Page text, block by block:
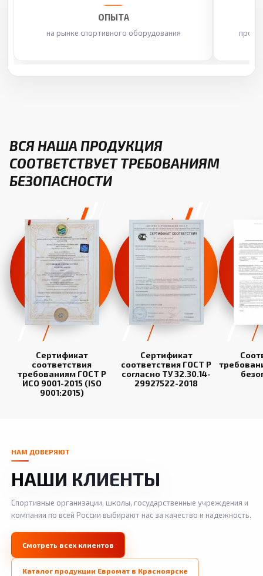
ОПЫТА
на рынке спортивного оборудования
ВСЯ НАША ПРОДУКЦИЯ
СООТВЕТСТВУЕТ ТРЕБОВАНИЯМ
БЕЗОПАСНОСТИ
Сертификат
соответствия
требованиям ГОСТ Р
ИСО 9001-2015 (ISO
9001:2015)
Сертификат
соответствия ГОСТ Р
согласно ТУ 32.30.14-
29927522-2018
НАМ ДОВЕРЯЮТ
НАШИ КЛИЕНТЫ
Спортивные организации, школы, государственные учреждения и
компании по всей России выбирают нас за качество и надежность.
Смотреть всех клиентов
Каталог продукции Евромат в Красноярске